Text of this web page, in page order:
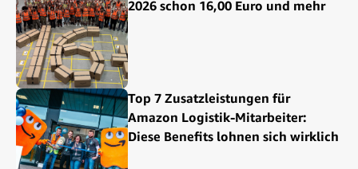
2026 schon 16,00 Euro und mehr
Top 7 Zusatzleistungen für
Amazon Logistik-Mitarbeiter:
Diese Benefits lohnen sich wirklich